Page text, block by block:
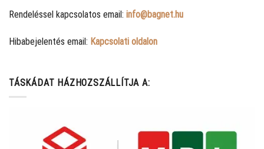
Rendeléssel kapcsolatos email: info@bagnet.hu
Hibabejelentés email: Kapcsolati oldalon
TÁSKÁDAT HÁZHOZSZÁLLÍTJA A: